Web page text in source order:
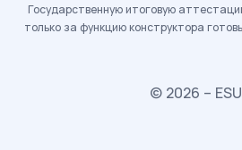
Государственную итоговую
только за функцию конструктора
© 2026 –